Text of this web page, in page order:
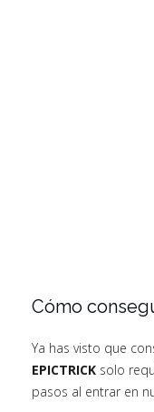
Cómo
Ya has visto que
EPICTRICK solo
pasos al entrar en